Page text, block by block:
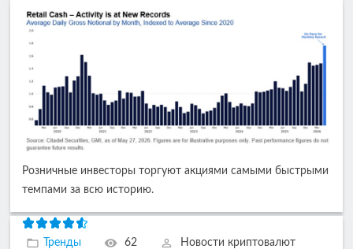
Розничные инвесторы торгуют акциями самыми быстрыми
темпами за всю историю.
Тренды 62
Новости криптовалют